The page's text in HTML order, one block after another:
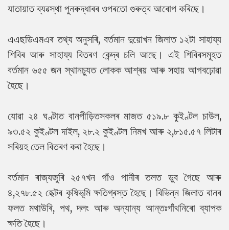
যাতায়াত ব্যৱস্থা পুনৰুদ্ধাৰৰ ওপৰতো গুৰুত্ব আৰোপ কৰিছে।
এএছডিএমএৰ তথ্য অনুসৰি, বৰ্তমান দুয়োখন জিলাত ১২টা সাহায্য
শিবিৰ আৰু সাহায্য বিতৰণ কেন্দ্ৰ চলি আছে। এই শিবিৰসমূহত
বৰ্তমান ৬৫৫ জন স্থানচ্যুত লোকক আশ্ৰয় আৰু সহায় আগবঢ়োৱা
হৈছে।
যোৱা ২৪ ঘণ্টাত বানপীড়িতসকলৰ মাজত ৫১৯.৮ কুইণ্টল চাউল,
৯৩.৫২ কুইণ্টল দাইল, ২৮.২ কুইণ্টল নিমখ আৰু ২,৮১৫.৫৭ লিটাৰ
সৰিয়হ তেল বিতৰণ কৰা হৈছে।
বৰ্তমান ৰাজ্যজুৰি ২৫৭খন গাঁও পানীৰ তলত ডুব গৈছে আৰু
৪,২৭৮.৫২ হেক্টৰ কৃষিভূমি ক্ষতিগ্ৰস্ত হৈছে। বিভিন্ন জিলাত বানৰ
ফলত মথাউৰি, পথ, দলং আৰু অন্যান্য আন্তঃগাঁথনিৰো ব্যাপক
ক্ষতি হৈছে।